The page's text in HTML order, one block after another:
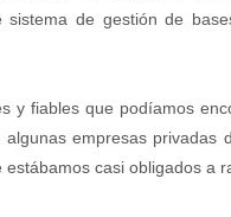
sistema de gestión de
y fiables que podíamos
empresas privadas
estábamos casi obligados a